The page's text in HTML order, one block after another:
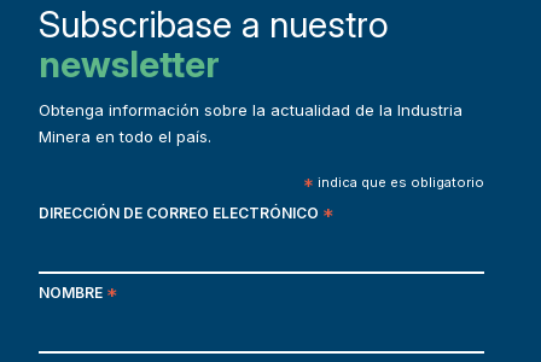
Subscribase a nuestro
newsletter
Obtenga información sobre la actualidad de la Industria
Minera en todo el país.
* indica que es obligatorio
DIRECCIÓN DE CORREO ELECTRÓNICO *
NOMBRE *